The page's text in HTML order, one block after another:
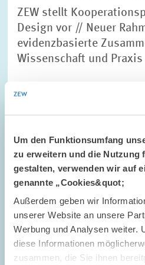
Um den Funktionsumfang
zu erweitern und die Nutzung
gestalten, verwenden wir auf
genannte „Cookies&quot;
Außerdem geben wir
unserer Website an unsere
Werbung und Analysen weiter.
diese Informationen
zusammen, die Sie ihnen
ZEW stellt
Design vor // Neuer
evidenzbasierte
Wissenschaft und Praxis
MARKTDESIGN
Bild
in
vergrößerter